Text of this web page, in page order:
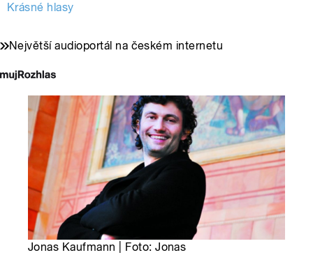
Krásné hlasy
Největší audioportál na českém internetu
Jonas Kaufmann | Foto: Jonas